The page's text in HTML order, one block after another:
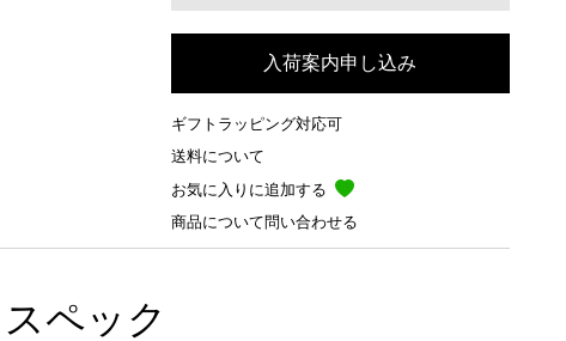
入荷案内申し込み
ギフトラッピング対応可
送料について
お気に入りに追加する
商品について問い合わせる
スペック